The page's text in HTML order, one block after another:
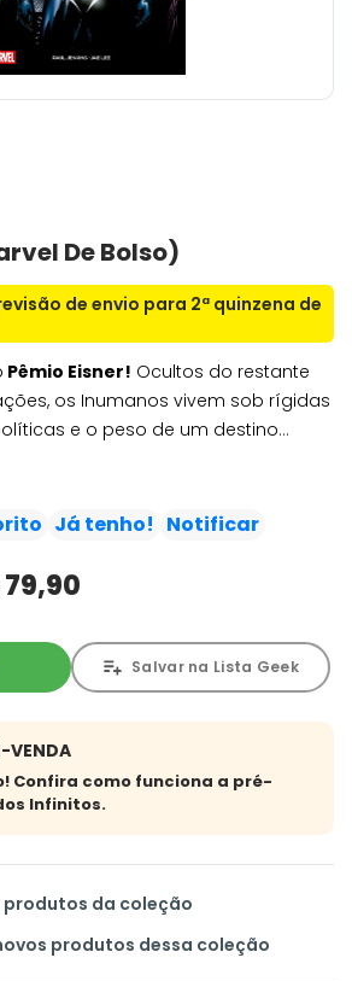
De Bolso)
de envio para 2ª quinzena de
Pêmio Eisner! Ocultos do restante
os Inumanos vivem sob rígidas
e o peso de um destino
genética. Enquanto Raio
equilíbrio entre dever, família e
de Attilan enfrenta ameaças
Em meio a conspirações,
culturais, os Inumanos
aquilo que não compreende.
Já tenho! Notificar
79,90
Salvar na Lista Geek
VENDA
Confira como funciona a pré-
Infinitos.
da coleção
produtos dessa coleção